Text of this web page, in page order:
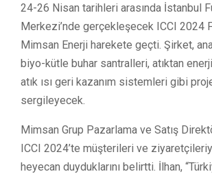
24-26 Nisan tarihleri arasında İstanbul
Merkezi’nde gerçekleşecek ICCI 2024
Mimsan Enerji harekete geçti. Şirket,
biyo-kütle buhar santralleri, atıktan
atık ısı geri kazanım sistemleri gibi
sergileyecek.
Mimsan Grup Pazarlama ve Satış
ICCI 2024’te müşterileri ve
heyecan duyduklarını belirtti. İlhan,